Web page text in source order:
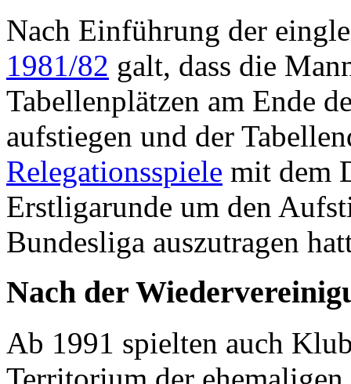
Nach Einführung der
1981/82 galt, dass die
Tabellenplätzen am Ende
aufstiegen und der
Relegationsspiele mit dem
Erstligarunde um den
Bundesliga auszutragen
Nach der
Ab 1991 spielten auch